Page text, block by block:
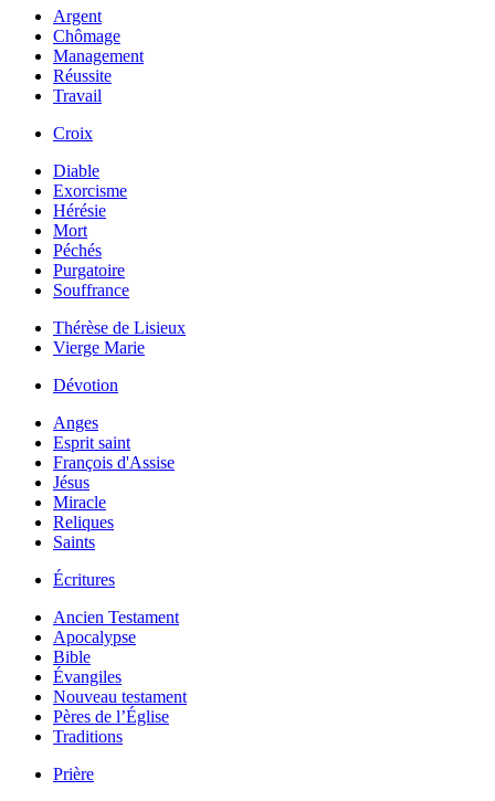
Argent
Chômage
Management
Réussite
Travail
Croix
Diable
Exorcisme
Hérésie
Mort
Péchés
Purgatoire
Souffrance
Thérèse de Lisieux
Vierge Marie
Dévotion
Anges
Esprit saint
François d'Assise
Jésus
Miracle
Reliques
Saints
Écritures
Ancien Testament
Apocalypse
Bible
Évangiles
Nouveau testament
Pères de l’Église
Traditions
Prière